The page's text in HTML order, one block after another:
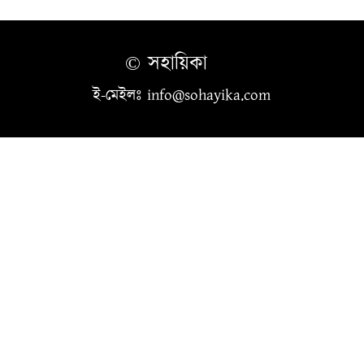
© সহায়িকা
ই-মেইলঃ info@sohayika.com